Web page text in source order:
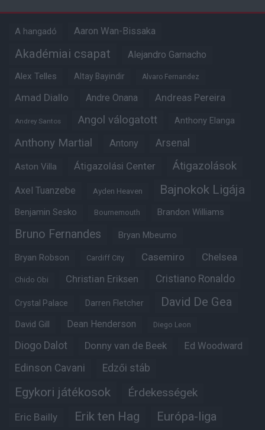
A hangadó Aaron Wan-Bissaka
Akadémiai csapat Alejandro Garnacho
Alex Telles Altay Bayindir Alvaro Fernandez
Amad Diallo Andre Onana Andreas Pereira
Andrey Santos Angol válogatott Anthony Elanga
Anthony Martial Antony Arsenal
Aston Villa Átigazolási Center Átigazolások
Axel Tuanzebe Ayden Heaven Bajnokok Ligája
Benjamin Sesko Bournemouth Brandon Williams
Bruno Fernandes Bryan Mbeumo
Bryan Robson Cardiff City Casemiro Chelsea
Chido Obi Christian Eriksen Cristiano Ronaldo
Crystal Palace Darren Fletcher David De Gea
David Gill Dean Henderson Diego Leon
Diogo Dalot Donny van de Beek Ed Woodward
Edinson Cavani Edzői stáb
Egykori játékosok Érdekességek
Eric Bailly Erik ten Hag Európa-liga